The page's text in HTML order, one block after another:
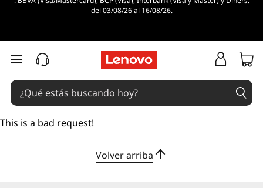
del 03/08/26 al 16/08/26.
Ir al contenido principal
This is a bad request!
Volver arriba